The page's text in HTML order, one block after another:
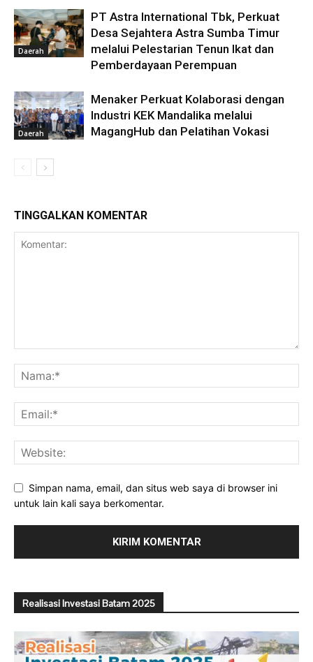
Daerah
PT Astra International Tbk, Perkuat
Desa Sejahtera Astra Sumba Timur
melalui Pelestarian Tenun Ikat dan
Pemberdayaan Perempuan
Daerah
Menaker Perkuat Kolaborasi dengan
Industri KEK Mandalika melalui
MagangHub dan Pelatihan Vokasi
TINGGALKAN KOMENTAR
Simpan nama, email, dan situs web saya di browser ini
untuk lain kali saya berkomentar.
Realisasi Investasi Batam 2025